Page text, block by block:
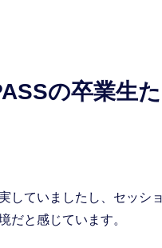
の卒業生
していましたし、セッ
だと感じています。